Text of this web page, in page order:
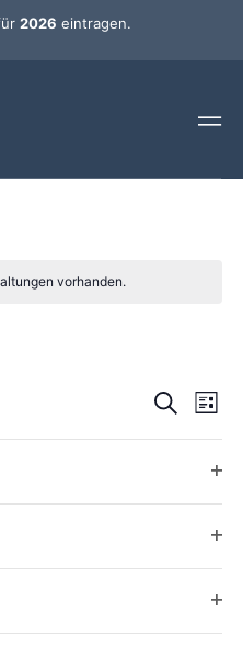
2026 eintragen.
vorhanden.
Such-
SucheListe